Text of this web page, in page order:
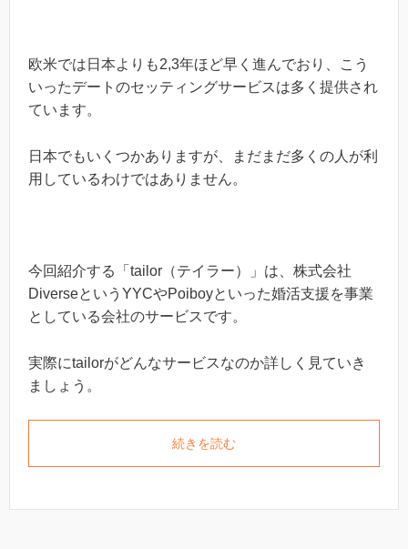
欧米では日本よりも2,3年ほど早く進んでおり、こう
いったデートのセッティングサービスは多く提供され
ています。
日本でもいくつかありますが、まだまだ多くの人が利
用しているわけではありません。
今回紹介する「tailor（テイラー）」は、株式会社
DiverseというYYCやPoiboyといった婚活支援を事業
としている会社のサービスです。
実際にtailorがどんなサービスなのか詳しく見ていき
ましょう。
続きを読む